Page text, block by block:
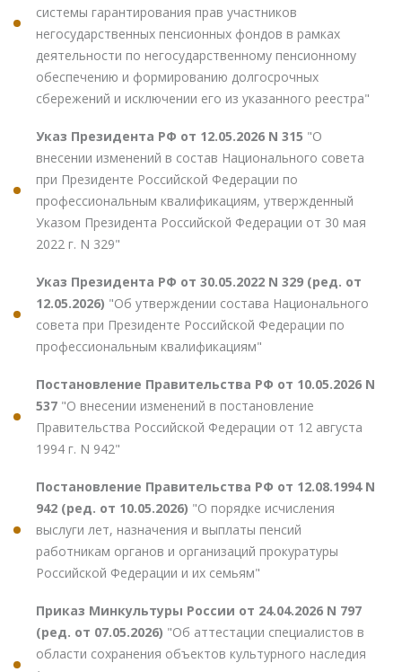
системы гарантирования прав участников
негосударственных пенсионных фондов в рамках
деятельности по негосударственному пенсионному
обеспечению и формированию долгосрочных
сбережений и исключении его из указанного реестра"
Указ Президента РФ от 12.05.2026 N 315 "О
внесении изменений в состав Национального совета
при Президенте Российской Федерации по
профессиональным квалификациям, утвержденный
Указом Президента Российской Федерации от 30 мая
2022 г. N 329"
Указ Президента РФ от 30.05.2022 N 329 (ред. от
12.05.2026) "Об утверждении состава Национального
совета при Президенте Российской Федерации по
профессиональным квалификациям"
Постановление Правительства РФ от 10.05.2026 N
537 "О внесении изменений в постановление
Правительства Российской Федерации от 12 августа
1994 г. N 942"
Постановление Правительства РФ от 12.08.1994 N
942 (ред. от 10.05.2026) "О порядке исчисления
выслуги лет, назначения и выплаты пенсий
работникам органов и организаций прокуратуры
Российской Федерации и их семьям"
Приказ Минкультуры России от 24.04.2026 N 797
(ред. от 07.05.2026) "Об аттестации специалистов в
области сохранения объектов культурного наследия